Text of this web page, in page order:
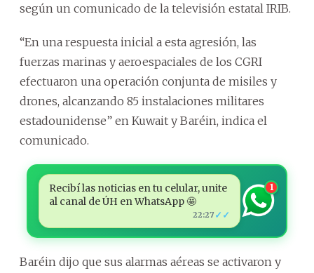
según un comunicado de la televisión estatal IRIB.
“En una respuesta inicial a esta agresión, las
fuerzas marinas y aeroespaciales de los CGRI
efectuaron una operación conjunta de misiles y
drones, alcanzando 85 instalaciones militares
estadounidense” en Kuwait y Baréin, indica el
comunicado.
Recibí las noticias en tu celular, unite
al canal de ÚH en WhatsApp 🤩
22:27 ✓✓
1
Baréin dijo que sus alarmas aéreas se activaron y